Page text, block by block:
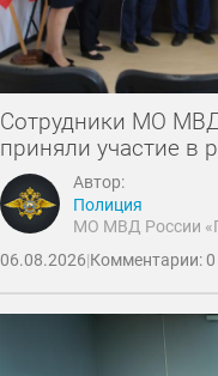
Сотрудники МО МВД
приняли участие в
Автор:
Полиция
МО МВД России
06.08.2026|Комментарии: 0